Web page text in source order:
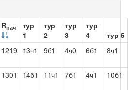
Rнач
тур
1
тур
2
тур
3
тур
4
тур 5
1219 13ч1 9б1 4ч0 6б1 8ч1
1301 14б1 11ч1 7б1 4ч1 10б1